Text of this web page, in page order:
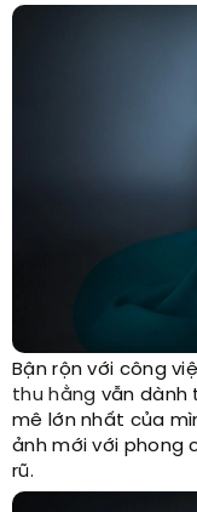
Bận rộn với công
thu hằng vẫn dành
mê lớn nhất của
ảnh mới với phong
rũ.